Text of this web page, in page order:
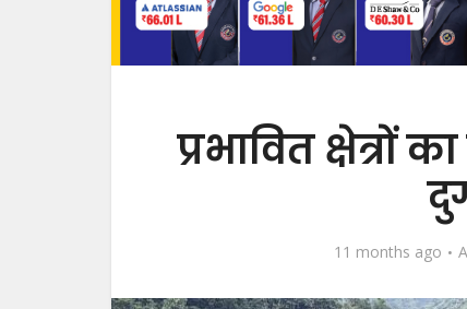
प्रभावित क्षेत्रों
11 months ago